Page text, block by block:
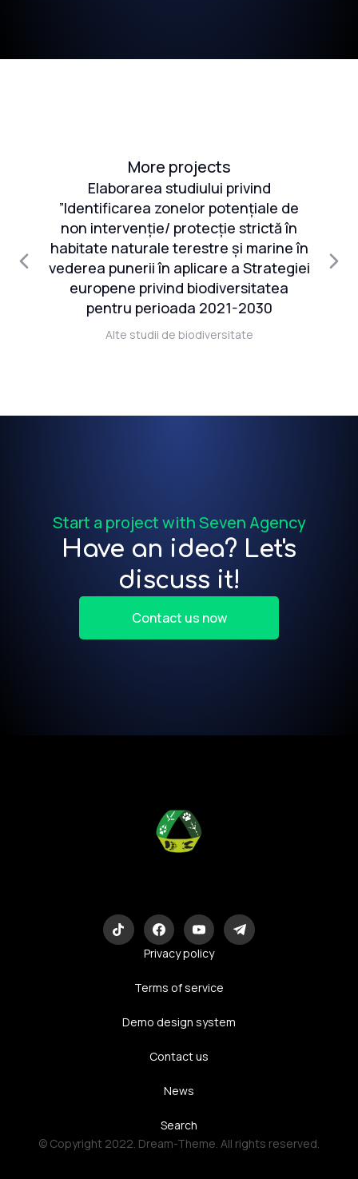
More projects
Elaborarea studiului privind
”Identificarea zonelor potențiale de
non intervenție/ protecție strictă în
habitate naturale terestre și marine în
vederea punerii în aplicare a Strategiei
europene privind biodiversitatea
pentru perioada 2021-2030
Alte studii de biodiversitate
Start a project with Seven Agency
Have an idea? Let's
discuss it!
Contact us now
Privacy policy
Terms of service
Demo design system
Contact us
News
Search
© Copyright 2022. Dream-Theme. All rights reserved.